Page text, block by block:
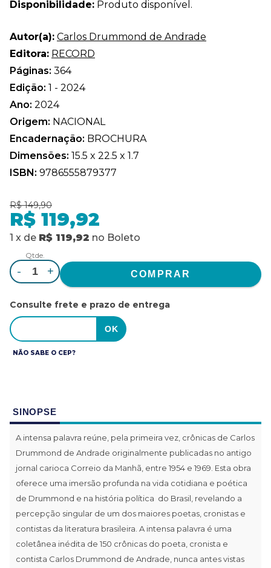
Disponibilidade: Produto disponível.
Autor(a): Carlos Drummond de Andrade
Editora: RECORD
Páginas: 364
Edição: 1 - 2024
Ano: 2024
Origem: NACIONAL
Encadernação: BROCHURA
Dimensões: 15.5 x 22.5 x 1.7
ISBN: 9786555879377
R$ 149,90
R$ 119,92
1 x de R$ 119,92 no Boleto
Qtde.
- +
Consulte frete e prazo de entrega
NÃO SABE O CEP?
SINOPSE
A intensa palavra reúne, pela primeira vez, crônicas de Carlos
Drummond de Andrade originalmente publicadas no antigo
jornal carioca Correio da Manhã, entre 1954 e 1969. Esta obra
oferece uma imersão profunda na vida cotidiana e poética
de Drummond e na história política do Brasil, revelando a
percepção singular de um dos maiores poetas, cronistas e
contistas da literatura brasileira. A intensa palavra é uma
coletânea inédita de 150 crônicas do poeta, cronista e
contista Carlos Drummond de Andrade, nunca antes vistas